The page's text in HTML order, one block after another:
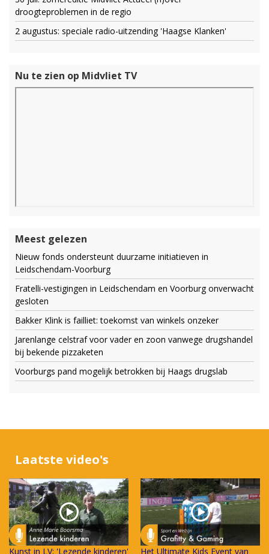
droogteproblemen in de regio
2 augustus: speciale radio-uitzending 'Haagse Klanken'
Nu te zien op Midvliet TV
Meest gelezen
Nieuw fonds ondersteunt duurzame initiatieven in
Leidschendam-Voorburg
Fratelli-vestigingen in Leidschendam en Voorburg onverwacht
gesloten
Bakker Klink is failliet: toekomst van winkels onzeker
Jarenlange celstraf voor vader en zoon vanwege drugshandel
bij bekende pizzaketen
Voorburgs pand mogelijk betrokken bij Haags drugslab
Laatste video's
Kunst in LV: 'Lezende kinderen'
Het Ultimate Kids Event van